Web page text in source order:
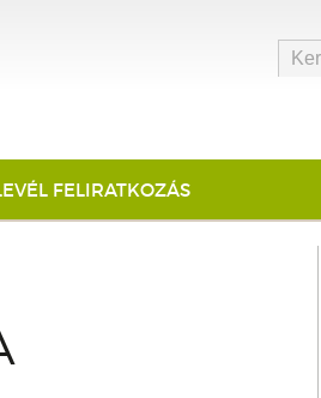
FELIRATKOZÁS